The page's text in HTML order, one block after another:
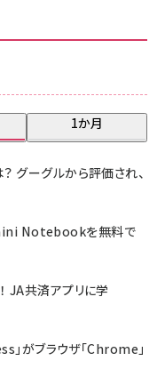
1か月
グーグルから評価され、
Notebookを無料で
JA共済アプリに学
がブラウザ「Chrome」